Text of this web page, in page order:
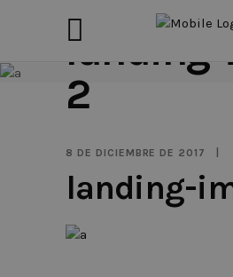
landing-
2
8 DE DICIEMBRE DE 2017
landing-